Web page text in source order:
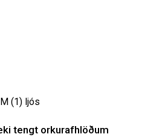
tengt orkurafhlöðum